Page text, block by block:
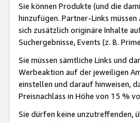
Sie können Produkte (und die
hinzufügen. Partner-Links
sich zusätzlich originäre Inhalte
Suchergebnisse, Events (z. B.
Sie müssen sämtliche Links und
Werbeaktion auf der jeweiligen
einstellen und darauf hinweisen,
Preisnachlass in Höhe von 15 %
Sie dürfen keine unzutreffenden,